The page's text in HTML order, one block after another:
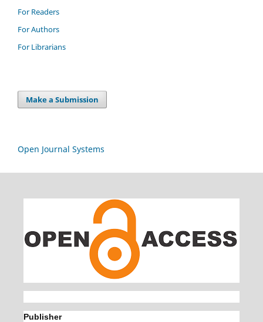
For Readers
For Authors
For Librarians
Make a Submission
Open Journal Systems
Publisher